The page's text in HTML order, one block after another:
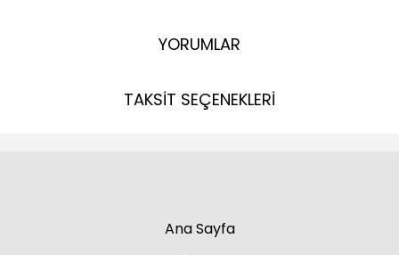
YORUMLAR
TAKSİT SEÇENEKLERİ
Ana Sayfa